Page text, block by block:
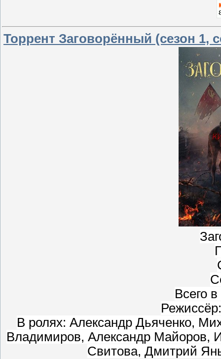
Торрент Заговорённый (сезон 1,
Всего
В ролях: Александр Дьяченко,
Владимиров, Александр Майоров,
Свитова, Дмитрий